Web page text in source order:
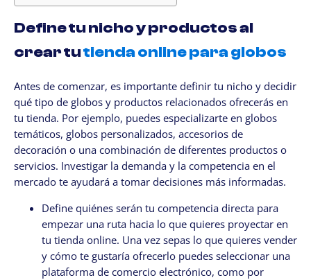
Cloud Media Pro
Blog
Define tu nicho y productos al
crear tutienda online para globos
Antes de comenzar, es importante definir tu nicho y decidir
qué tipo de globos y productos relacionados ofrecerás en
tu tienda. Por ejemplo, puedes especializarte en globos
temáticos, globos personalizados, accesorios de
decoración o una combinación de diferentes productos o
servicios. Investigar la demanda y la competencia en el
mercado te ayudará a tomar decisiones más informadas.
Define quiénes serán tu competencia directa para
empezar una ruta hacia lo que quieres proyectar en
tu tienda online. Una vez sepas lo que quieres vender
y cómo te gustaría ofrecerlo puedes seleccionar una
plataforma de comercio electrónico, como por